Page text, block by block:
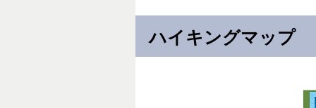
ハイキングマップ